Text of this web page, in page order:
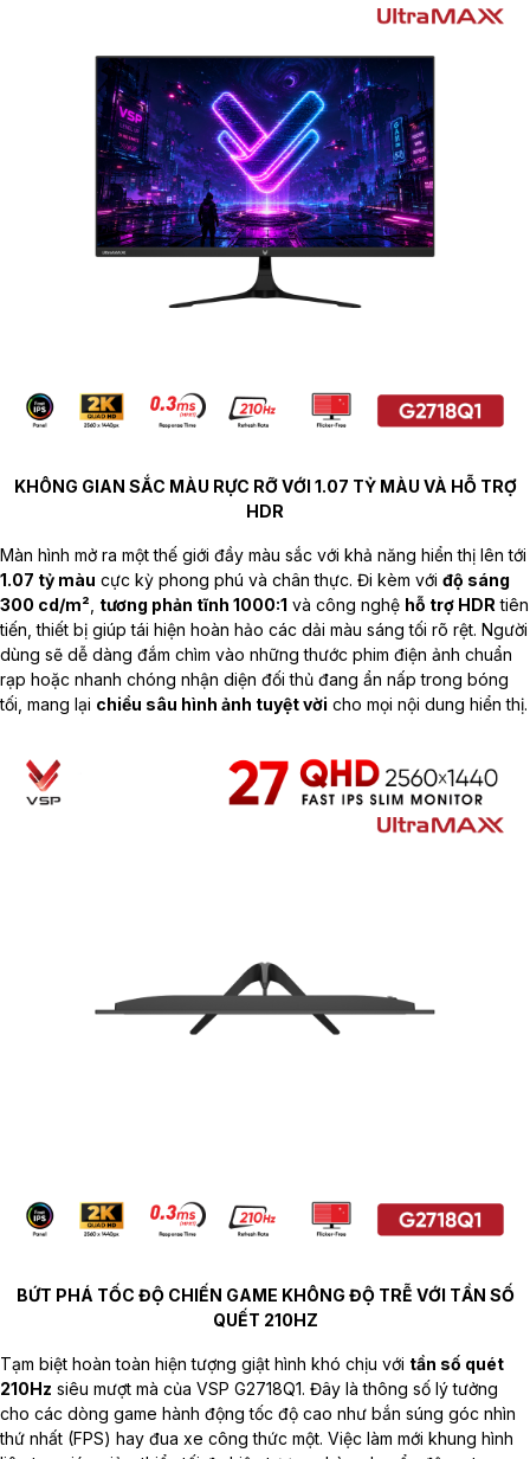
KHÔNG GIAN SẮC MÀU RỰC RỠ VỚI 1.07 TỶ MÀU VÀ HỖ TRỢ
HDR
Màn hình mở ra một thế giới đầy màu sắc với khả năng hiển thị lên tới
1.07 tỷ màu cực kỳ phong phú và chân thực. Đi kèm với độ sáng
300 cd/m² tương phản tĩnh 1000:1 và công nghệ hỗ trợ HDR tiên
tiến, thiết bị giúp tái hiện hoàn hảo các dải màu sáng tối rõ rệt. Người
dùng sẽ dễ dàng đắm chìm vào những thước phim điện ảnh chuẩn
rạp hoặc nhanh chóng nhận diện đối thủ đang ẩn nấp trong bóng
tối, mang lại chiều sâu hình ảnh tuyệt vời cho mọi nội dung hiển thị.
BỨT PHÁ TỐC ĐỘ CHIẾN GAME KHÔNG ĐỘ TRỄ VỚI TẦN SỐ
QUẾT 210HZ
Tạm biệt hoàn toàn hiện tượng giật hình khó chịu với tần số quét
210Hz siêu mượt mà của VSP G2718Q1. Đây là thông số lý tưởng
cho các dòng game hành động tốc độ cao như bắn súng góc nhìn
thứ nhất (FPS) hay đua xe công thức một. Việc làm mới khung hình